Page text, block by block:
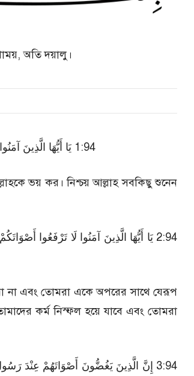
অতি দয়ালু।
49:1 يَا أَيُّهَا الَّذِينَ
ভয় কর। নিশ্চয় আল্লাহ সবকিছু শুনেন
49:2 يَا أَيُّهَا الَّذِينَ آمَنُوا لَا تَرْفَعُوا
না এবং তোমরা একে অপরের সাথে যেরূপ
কর্ম নিস্ফল হয়ে যাবে এবং তোমরা
49:3 إِنَّ الَّذِينَ يَغُضُّونَ أَصْوَاتَهُمْ عِنْدَ رَسُولِ